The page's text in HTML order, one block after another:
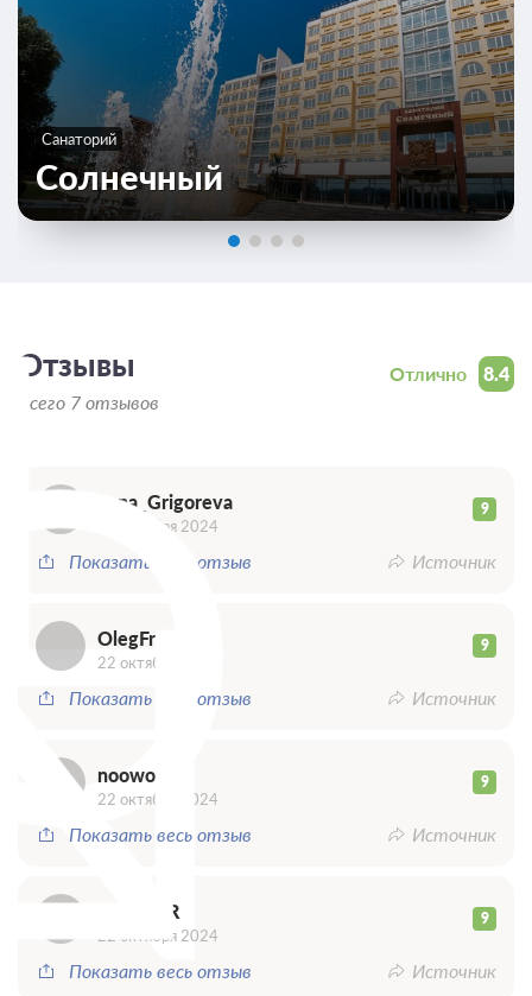
Санаторий
Солнечный
8.4
Отлично
Отзывы
Всего 7 отзывов
Lena_Grigoreva 9
22 октября 2024
Показать весь отзыв Источник
OlegFrolin 9
22 октября 2024
Показать весь отзыв Источник
noowords 9
22 октября 2024
Показать весь отзыв Источник
_R3302IR 9
22 октября 2024
Показать весь отзыв Источник